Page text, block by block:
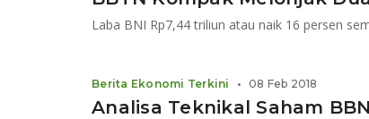
Analisa Teknikal Saham
Berita Ekonomi Terkini • 08 Feb 2018